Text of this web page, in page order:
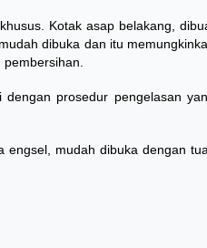
Kotak asap belakang,
dibuka dan itu
pembersihan.
prosedur pengelasan
engsel, mudah dibuka dengan